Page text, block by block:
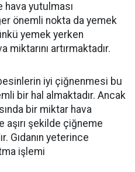
yutulması
önemli nokta da yemek
yemek yerken
miktarını artırmaktadır.
iyi çiğnenmesi bu
bir hal almaktadır. Ancak
bir miktar hava
aşırı şekilde çiğneme
Gıdanın yeterince
işlemi